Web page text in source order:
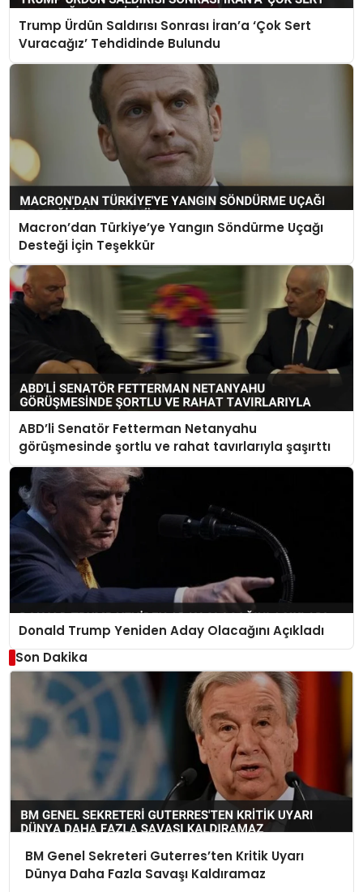
Trump Ürdün Saldırısı Sonrası İran’a ‘Çok Sert
Vuracağız’ Tehdidinde Bulundu
Macron’dan Türkiye’ye Yangın Söndürme Uçağı
Desteği İçin Teşekkür
ABD’li Senatör Fetterman Netanyahu
görüşmesinde şortlu ve rahat tavırlarıyla şaşırttı
Donald Trump Yeniden Aday Olacağını Açıkladı
Son Dakika
BM Genel Sekreteri Guterres’ten Kritik Uyarı
Dünya Daha Fazla Savaşı Kaldıramaz